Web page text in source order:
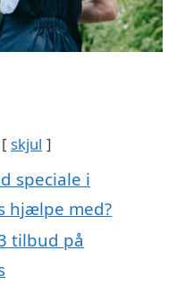
skjul
speciale i
hjælpe med?
tilbud på